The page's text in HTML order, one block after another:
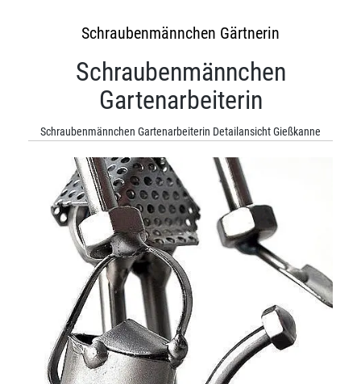
Schraubenmännchen Gärtnerin
Schraubenmännchen
Gartenarbeiterin
Schraubenmännchen Gartenarbeiterin Detailansicht Gießkanne